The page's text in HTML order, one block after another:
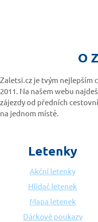
O
Zaletsi.cz je tvým nejlepším
2011. Na našem webu
zájezdy od předních
na jednom místě.
Letenky
Akční letenky
Hlídač letenek
Mapa letenek
Dárkové poukazy